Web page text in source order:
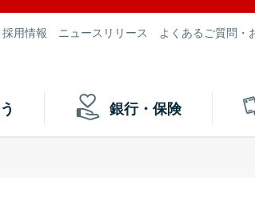
採用情報 ニュースリリース よくあるご質問・
銀行・保険